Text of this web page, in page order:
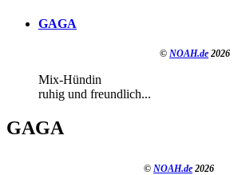
GAGA
© NOAH.de 2026
Mix-Hündin
ruhig und freundlich...
GAGA
© NOAH.de 2026